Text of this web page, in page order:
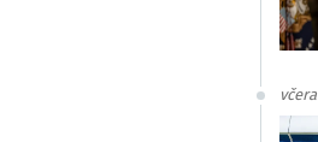
včera